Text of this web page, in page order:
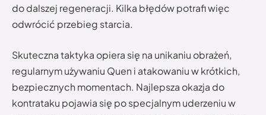
do dalszej regeneracji. Kilka błędów potrafi więc
odwrócić przebieg starcia.
Skuteczna taktyka opiera się na unikaniu obrażeń,
regularnym używaniu Quen i atakowaniu w krótkich,
bezpiecznych momentach. Najlepsza okazja do
kontrataku pojawia się po specjalnym uderzeniu w